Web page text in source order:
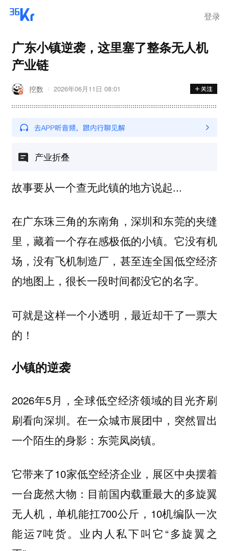
登录
广东小镇逆袭，这里塞了整条无人机
产业链
挖数 2026年06月11日 08:01
产业折叠
故事要从一个查无此镇的地方说起...
在广东珠三角的东南角，深圳和东莞的夹缝
里，藏着一个存在感极低的小镇。它没有机
场，没有飞机制造厂，甚至连全国低空经济
的地图上，很长一段时间都没它的名字。
可就是这样一个小透明，最近却干了一票大
的！
小镇的逆袭
2026年5月，全球低空经济领域的目光齐刷
刷看向深圳。在一众城市展团中，突然冒出
一个陌生的身影： 东莞凤岗镇。
它带来了10家低空经济企业，展区中央摆着
一台庞然大物：目前国内载重最大的多旋翼
无人机，单机能扛700公斤，10机编队一次
能运7吨货。业内人私下叫它“多旋翼之